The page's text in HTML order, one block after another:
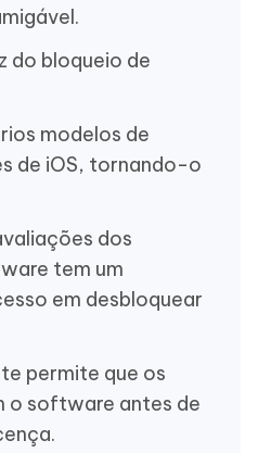
do bloqueio de
modelos de
de iOS, tornando-o
dos
tem um
em desbloquear
permite que os
o software antes de